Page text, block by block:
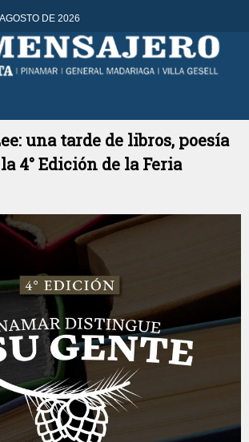
DE 2026
una tarde de libros, poesía
4° Edición de la Feria